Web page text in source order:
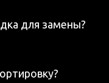
для замены?